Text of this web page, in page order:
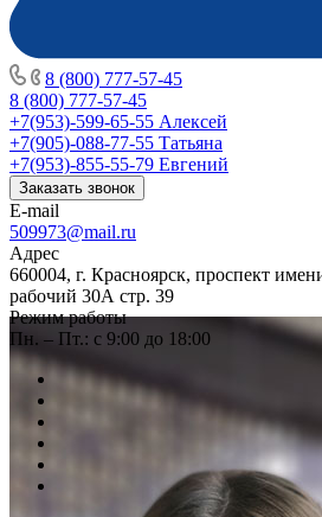
8 (800) 777-57-45
8 (800) 777-57-45
+7(953)-599-65-55 Алексей
+7(905)-088-77-55 Татьяна
+7(953)-855-55-79 Евгений
Заказать звонок
E-mail
509973@mail.ru
Адрес
660004, г. Красноярск, проспект
рабочий 30А стр. 39
Режим работы
Пн. – Пт.: с 9:00 до 18:00